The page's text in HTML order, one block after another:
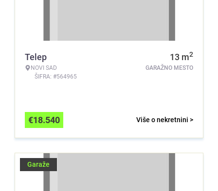
Telep
NOVI SAD
ŠIFRA: #564965
13 m2
GARAŽNO MESTO
Više o nekretnini >
€18.540
Garaže